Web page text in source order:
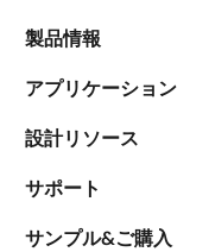
製品情報
アプリケーション
設計リソース
サポート
サンプル&ご購入
ン
く
ず
業界最小
米向け液
SoCの発
～当社従来品
～